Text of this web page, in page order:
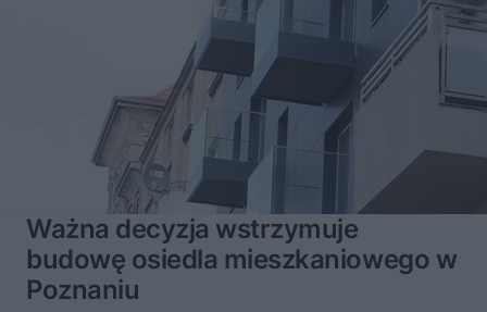
Ważna decyzja wstrzymuje
budowę osiedla mieszkaniowego w
Poznaniu